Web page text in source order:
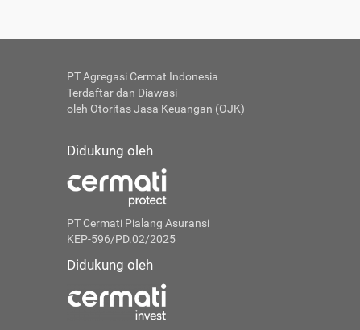
PT Agregasi Cermat Indonesia
Terdaftar dan Diawasi
oleh Otoritas Jasa Keuangan (OJK)
Didukung oleh
PT Cermati Pialang Asuransi
KEP-596/PD.02/2025
Didukung oleh